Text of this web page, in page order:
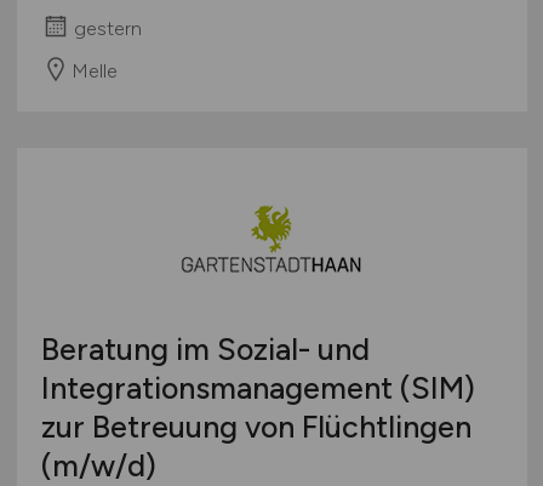
gestern
Melle
Beratung im Sozial- und
Integrationsmanagement (SIM)
zur Betreuung von Flüchtlingen
(m/w/d)